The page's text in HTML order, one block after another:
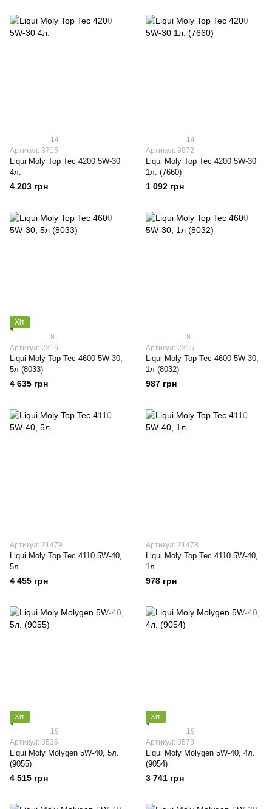
14
Артикул: 3715
Liqui Moly Top Tec 4200 5W-30
4л.
4 203 грн
14
Артикул: 8972
Liqui Moly Top Tec 4200 5W-30
1л. (7660)
1 092 грн
Хіт
8
Артикул: 2316
Liqui Moly Top Tec 4600 5W-30,
5л (8033)
4 635 грн
8
Артикул: 2315
Liqui Moly Top Tec 4600 5W-30,
1л (8032)
987 грн
Артикул: 21479
Liqui Moly Top Tec 4110 5W-40,
5л
4 455 грн
Артикул: 21478
Liqui Moly Top Tec 4110 5W-40,
1л
978 грн
Хіт
19
Артикул: 8536
Liqui Moly Molygen 5W-40, 5л.
(9055)
4 515 грн
Хіт
19
Артикул: 8578
Liqui Moly Molygen 5W-40, 4л.
(9054)
3 741 грн